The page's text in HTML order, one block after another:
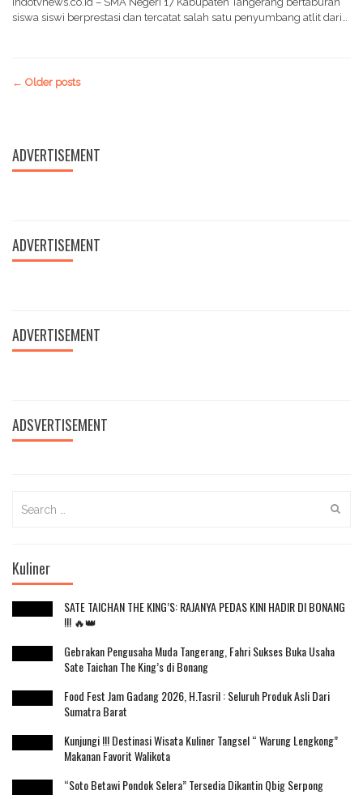
siswa siswi berprestasi dan tercatat salah satu penyumbang atlit dari
Posts
navigation
← Older posts
ADVERTISEMENT
ADVERTISEMENT
ADVERTISEMENT
ADSVERTISEMENT
for:
Kuliner
SATE TAICHAN THE KING’S: RAJANYA PEDAS KINI HADIR DI BONANG
!!! 🔥👑
Gebrakan Pengusaha Muda Tangerang, Fahri Sukses Buka Usaha
Sate Taichan The King’s di Bonang
Food Fest Jam Gadang 2026, H.Tasril : Seluruh Produk Asli Dari
Sumatra Barat
Kunjungi !!! Destinasi Wisata Kuliner Tangsel “ Warung Lengkong”
Makanan Favorit Walikota
“Soto Betawi Pondok Selera” Tersedia Dikantin Qbig Serpong